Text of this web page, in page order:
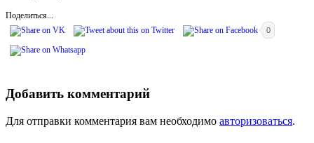
Поделиться...
0
Добавить комментарий
Для отправки комментария вам необходимо авторизоваться.